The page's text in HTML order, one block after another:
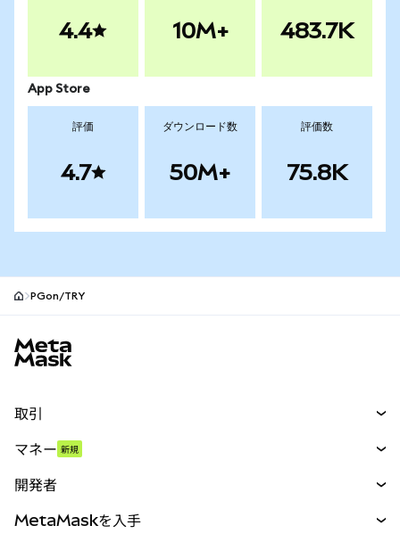
4.4 10M+ 483.7K
App Store
評価
4.7
ダウンロード数
50M+
評価数
75.8K
PGon/TRY
取引
パーペチュアル
RWA
マネー 新規
開発者
MetaMaskを入手